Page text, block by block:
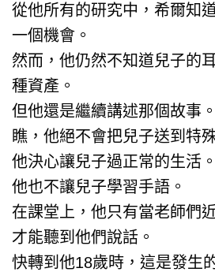
從他所有的研究中，希爾知
一個機會。
然而，他仍然不知道兒子的
種資產。
但他還是繼續講述那個故事。
瞧，他絕不會把兒子送到特
他決心讓兒子過正常的生活。
他也不讓兒子學習手語。
在課堂上，他只有當老師們
才能聽到他們說話。
快轉到他18歲時，這是發生